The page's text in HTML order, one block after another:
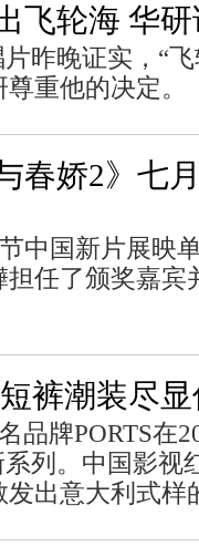
飞轮海 华
昨晚证实，“
重他的决定。
春娇2》七
中国新片展映
任了颁奖嘉
裤潮装尽
品牌PORTS在
列。中国影视
出意大利式样